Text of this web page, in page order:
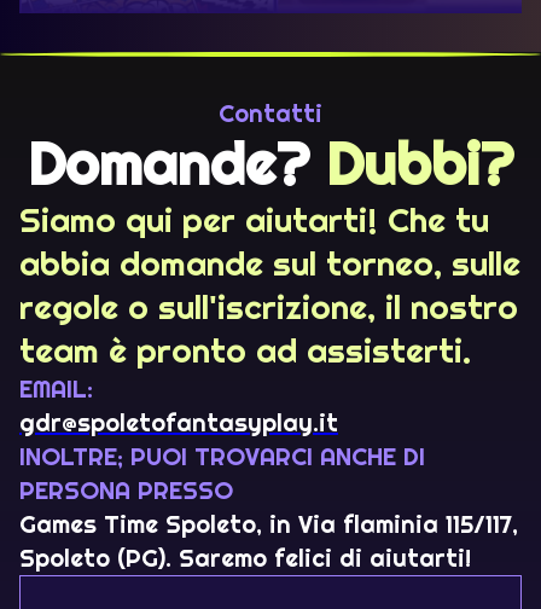
Contatti
Domande? Dubbi?
Siamo qui per aiutarti! Che tu
abbia domande sul torneo, sulle
regole o sull'iscrizione, il nostro
team è pronto ad assisterti.
EMAIL:
gdr@spoletofantasyplay.it
INOLTRE; PUOI TROVARCI ANCHE DI
PERSONA PRESSO
Games Time Spoleto, in Via flaminia 115/117,
Spoleto (PG). Saremo felici di aiutarti!